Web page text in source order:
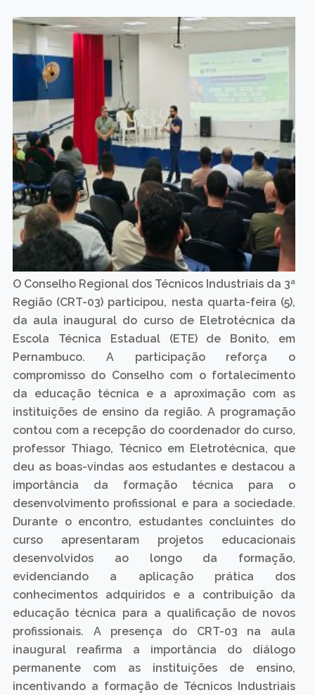
O Conselho Regional dos Técnicos Industriais da 3ª
Região (CRT-03) participou, nesta quarta-feira (5),
da aula inaugural do curso de Eletrotécnica da
Escola Técnica Estadual (ETE) de Bonito, em
Pernambuco. A participação reforça o
compromisso do Conselho com o fortalecimento
da educação técnica e a aproximação com as
instituições de ensino da região. A programação
contou com a recepção do coordenador do curso,
professor Thiago, Técnico em Eletrotécnica, que
deu as boas-vindas aos estudantes e destacou a
importância da formação técnica para o
desenvolvimento profissional e para a sociedade.
Durante o encontro, estudantes concluintes do
curso apresentaram projetos educacionais
desenvolvidos ao longo da formação,
evidenciando a aplicação prática dos
conhecimentos adquiridos e a contribuição da
educação técnica para a qualificação de novos
profissionais. A presença do CRT-03 na aula
inaugural reafirma a importância do diálogo
permanente com as instituições de ensino,
incentivando a formação de Técnicos Industriais